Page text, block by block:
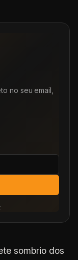
no seu email,
sombrio dos